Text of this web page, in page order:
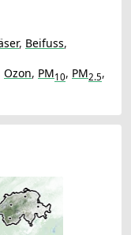
, Beifuss,
Ozon, PM10, PM2.5,